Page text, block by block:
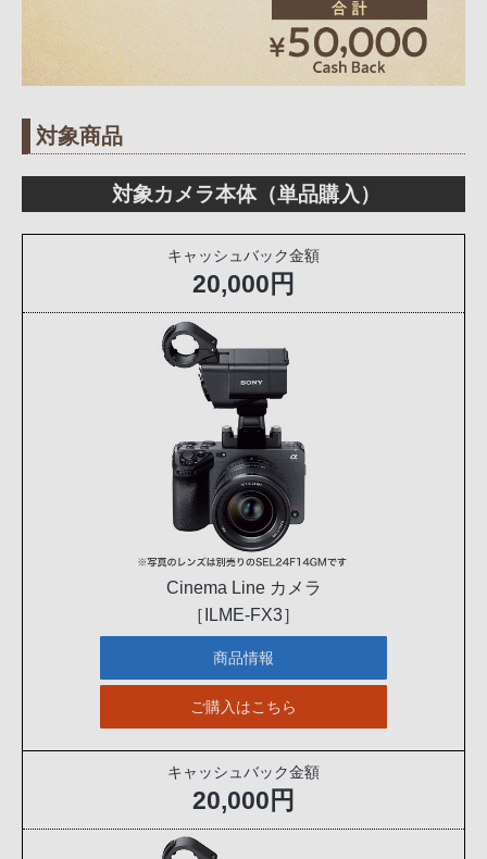
対象商品
対象カメラ本体（単品購入）
キャッシュバック金額
20,000円
Cinema Line カメラ
［ILME-FX3］
商品情報
ご購入はこちら
キャッシュバック金額
20,000円